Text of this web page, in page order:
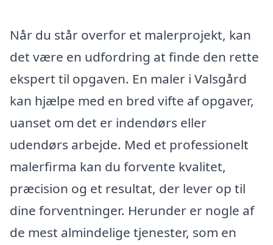
Når du står overfor et malerprojekt, kan
det være en udfordring at finde den rette
ekspert til opgaven. En maler i Valsgård
kan hjælpe med en bred vifte af opgaver,
uanset om det er indendørs eller
udendørs arbejde. Med et professionelt
malerfirma kan du forvente kvalitet,
præcision og et resultat, der lever op til
dine forventninger. Herunder er nogle af
de mest almindelige tjenester, som en